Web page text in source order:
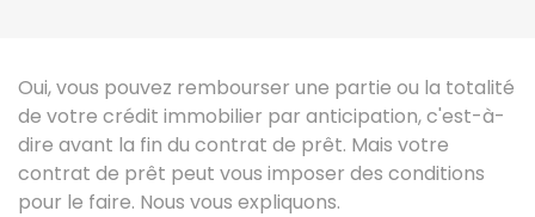
Oui, vous pouvez rembourser une partie ou la totalité
de votre crédit immobilier par anticipation, c'est-à-
dire avant la fin du contrat de prêt. Mais votre
contrat de prêt peut vous imposer des conditions
pour le faire. Nous vous expliquons.